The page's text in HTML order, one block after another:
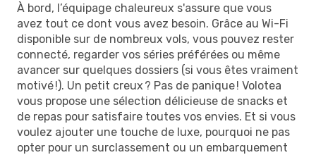
À bord, l’équipage chaleureux s'assure que vous
avez tout ce dont vous avez besoin. Grâce au Wi-Fi
disponible sur de nombreux vols, vous pouvez rester
connecté, regarder vos séries préférées ou même
avancer sur quelques dossiers (si vous êtes vraiment
motivé !). Un petit creux ? Pas de panique ! Volotea
vous propose une sélection délicieuse de snacks et
de repas pour satisfaire toutes vos envies. Et si vous
voulez ajouter une touche de luxe, pourquoi ne pas
opter pour un surclassement ou un embarquement